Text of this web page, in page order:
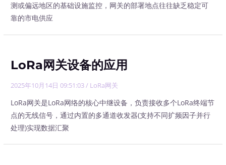
测或偏远地区的基础设施监控，网关的部署地点往往缺乏稳定可
靠的市电供应
LoRa网关设备的应用
2025年10月14日 09:51:03/ LoRa网关
LoRa网关是LoRa网络的核心中继设备，负责接收多个LoRa终端节
点的无线信号，通过内置的多通道收发器(支持不同扩频因子并行
处理)实现数据汇聚